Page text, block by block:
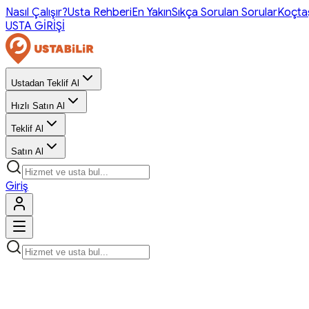
Nasıl Çalışır?Usta RehberiEn YakınSıkça Sorulan Sorular
USTA GİRİŞİ
Ustadan Teklif Al
Hızlı Satın Al
Teklif Al
Satın Al
Giriş